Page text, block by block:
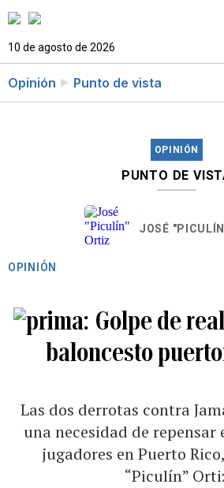
10 de agosto de 2026
Opinión Punto de vista
OPINIÓN
PUNTO DE
JOSÉ
OPINIÓN
Golpe de
baloncesto
Las dos derrotas contra
una necesidad de repensar
jugadores en Puerto
“Piculín”